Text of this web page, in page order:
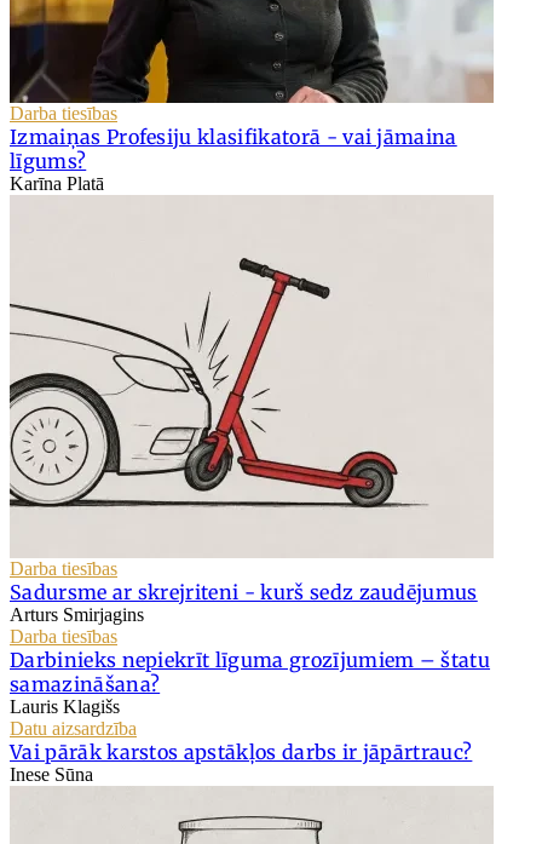
Darba tiesības
Izmaiņas Profesiju klasifikatorā - vai jāmaina
līgums?
Karīna Platā
Darba tiesības
Sadursme ar skrejriteni - kurš sedz zaudējumus
Arturs Smirjagins
Darba tiesības
Darbinieks nepiekrīt līguma grozījumiem – štatu
samazināšana?
Lauris Klagišs
Datu aizsardzība
Vai pārāk karstos apstākļos darbs ir jāpārtrauc?
Inese Sūna